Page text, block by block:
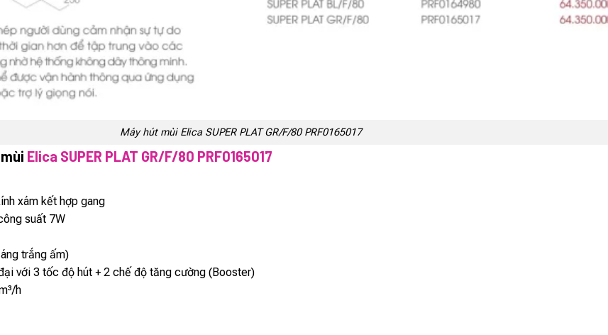
Máy hút mùi Elica SUPER PLAT GR/F/80 PRF0165017
Elica SUPER PLAT GR/F/80 PRF0165017
xám kết hợp gang
suất 7W
trắng ấm)
với 3 tốc độ hút + 2 chế độ tăng cường (Booster)
h